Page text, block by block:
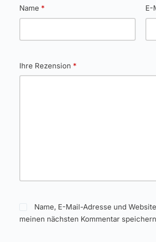
Name * E-
Ihre Rezension *
Name, E-Mail-Adresse und
meinen nächsten Kommentar